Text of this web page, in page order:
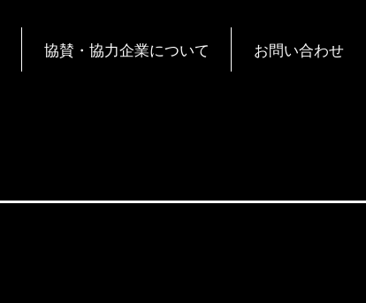
協賛・協力企業について お問い合わせ